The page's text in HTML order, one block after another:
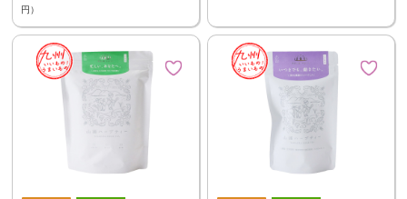
円）